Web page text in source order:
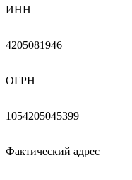
ИНН
4205081946
ОГРН
1054205045399
Фактический адрес